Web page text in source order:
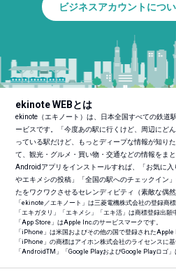
ビジネスアカウントにつ
ekinote WEBとは
ekinote（エキノート）は、日本全国すべての鉄道
ービスです。「今度あの駅に行くけど、周辺にど
っている駅だけど、もっとディープな情報が知り
て、観光・グルメ・買い物・交通などの情報をま
Androidアプリをインストールすれば、「お気に
やエキメシの投稿」「全国の駅へのチェックイン
たをワクワクさせるセレンディピティ（素敵な偶
「ekinote／エキノート」は三菱電機株式会社の登録商標
「エキガタリ」「エキメシ」「エキ活」は商標登録出願
「App Store」はApple Inc.のサービスマークです。
「iPhone」は米国およびその他の国で登録されたApple
「iPhone」の商標はアイホン株式会社のライセンスに基
「AndroidTM 」「Google PlayおよびGoogle Playロゴ」